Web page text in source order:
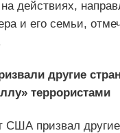
действиях,
и его семьи,
другие
террористами
США призвал